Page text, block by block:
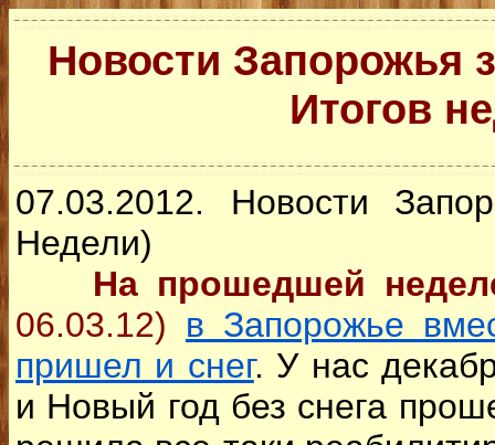
Новости Запорожья
Итогов
07.03.2012. Новости
Недели)
На прошедшей
06.03.12) в Запорожье
пришел и снег. У нас
и Новый год без снега